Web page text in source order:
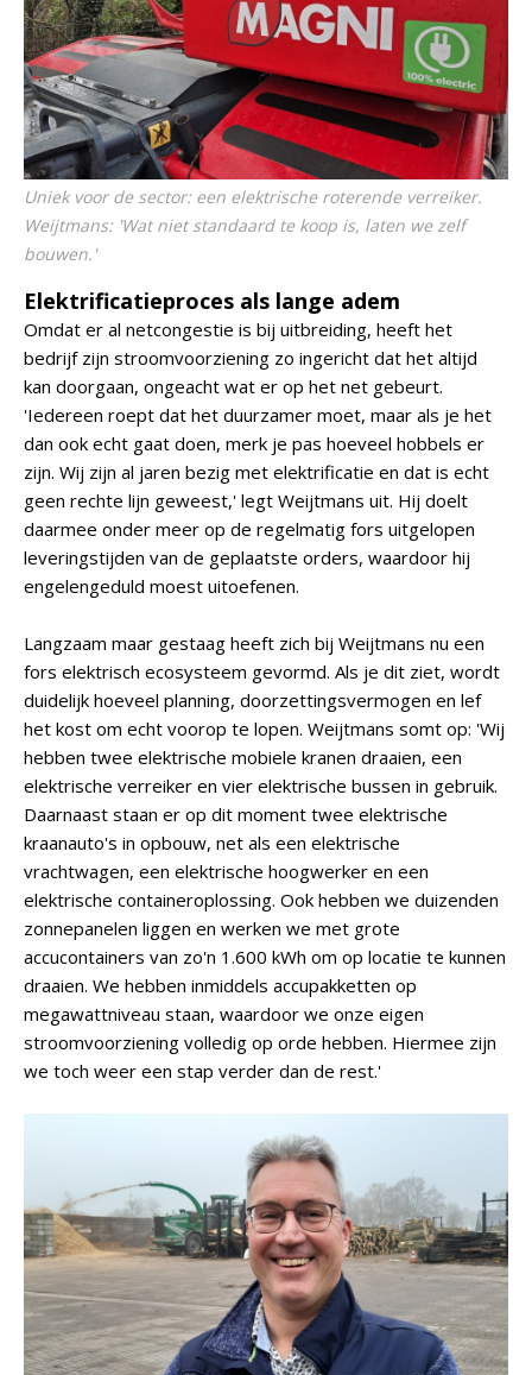
Uniek voor de sector: een elektrische roterende verreiker.
Weijtmans: 'Wat niet standaard te koop is, laten we zelf
bouwen.'
Elektrificatieproces als lange adem
Omdat er al netcongestie is bij uitbreiding, heeft het
bedrijf zijn stroomvoorziening zo ingericht dat het altijd
kan doorgaan, ongeacht wat er op het net gebeurt.
'Iedereen roept dat het duurzamer moet, maar als je het
dan ook echt gaat doen, merk je pas hoeveel hobbels er
zijn. Wij zijn al jaren bezig met elektrificatie en dat is echt
geen rechte lijn geweest,' legt Weijtmans uit. Hij doelt
daarmee onder meer op de regelmatig fors uitgelopen
leveringstijden van de geplaatste orders, waardoor hij
engelengeduld moest uitoefenen.
Langzaam maar gestaag heeft zich bij Weijtmans nu een
fors elektrisch ecosysteem gevormd. Als je dit ziet, wordt
duidelijk hoeveel planning, doorzettingsvermogen en lef
het kost om echt voorop te lopen. Weijtmans somt op: 'Wij
hebben twee elektrische mobiele kranen draaien, een
elektrische verreiker en vier elektrische bussen in gebruik.
Daarnaast staan er op dit moment twee elektrische
kraanauto's in opbouw, net als een elektrische
vrachtwagen, een elektrische hoogwerker en een
elektrische containeroplossing. Ook hebben we duizenden
zonnepanelen liggen en werken we met grote
accucontainers van zo'n 1.600 kWh om op locatie te kunnen
draaien. We hebben inmiddels accupakketten op
megawattniveau staan, waardoor we onze eigen
stroomvoorziening volledig op orde hebben. Hiermee zijn
we toch weer een stap verder dan de rest.'